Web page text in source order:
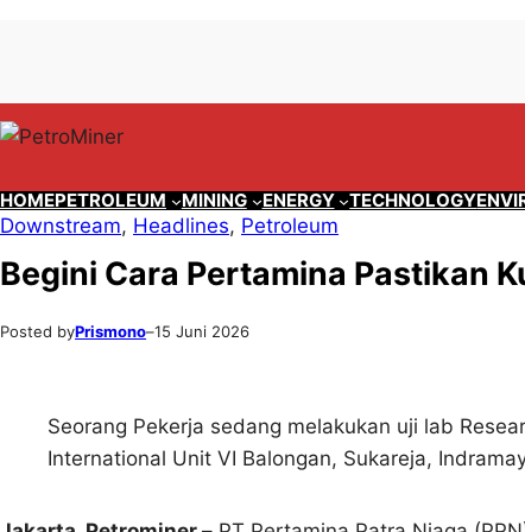
konten
content
HOMEPETROLEUM MINING ENERGY TECHNOLOGY
Downstream, Headlines, Petroleum
Begini Cara Pertamina Pastikan
Posted byPrismono–15 Juni 2026
Seorang Pekerja sedang melakukan uji lab
International Unit VI Balongan, Sukareja,